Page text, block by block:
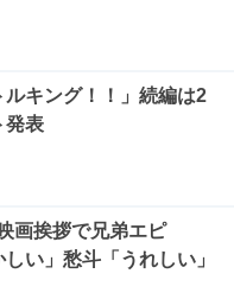
ルキング！！」続編は2
発表
画挨拶で兄弟エピ
い」愁斗「うれしい」